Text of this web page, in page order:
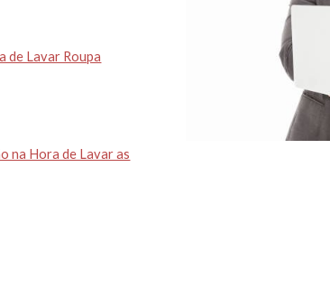
de Lavar Roupa
na Hora de Lavar as